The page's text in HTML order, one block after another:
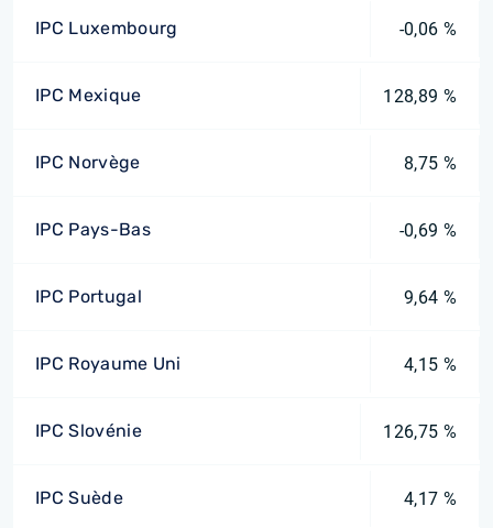
IPC Luxembourg -0,06 %
IPC Mexique 128,89 %
IPC Norvège 8,75 %
IPC Pays-Bas -0,69 %
IPC Portugal 9,64 %
IPC Royaume Uni 4,15 %
IPC Slovénie 126,75 %
IPC Suède 4,17 %